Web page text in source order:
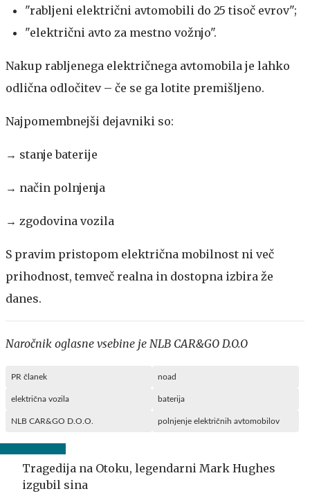
"rabljeni električni avtomobili do 25 tisoč evrov";
"električni avto za mestno vožnjo".
Nakup rabljenega električnega avtomobila je lahko
odlična odločitev – če se ga lotite premišljeno.
Najpomembnejši dejavniki so:
→ stanje baterije
→ način polnjenja
→ zgodovina vozila
S pravim pristopom električna mobilnost ni več
prihodnost, temveč realna in dostopna izbira že
danes.
Naročnik oglasne vsebine je NLB CAR&GO D.O.O
PR članek noad
električna vozila baterija
NLB CAR&GO D.O.O. polnjenje električnih avtomobilov
Tragedija na Otoku, legendarni Mark Hughes
izgubil sina